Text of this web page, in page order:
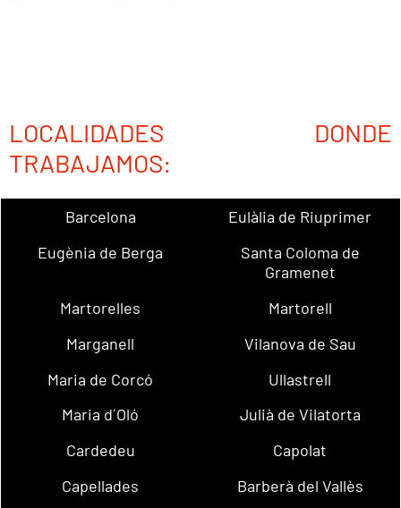
LOCALIDADES DONDE
TRABAJAMOS:
Barcelona
Eulàlia de Riuprimer
Eugènia de Berga
Santa Coloma de
Gramenet
Martorelles
Martorell
Marganell
Vilanova de Sau
Maria de Corcó
Ullastrell
Maria d´Oló
Julià de Vilatorta
Cardedeu
Capolat
Capellades
Barberà del Vallès